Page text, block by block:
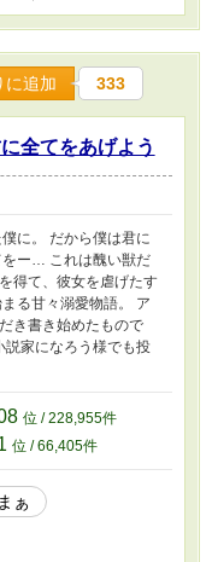
に追加 333
全てをあげよう
に。 だから僕は君に
をー… これは醜い獣だ
得て、彼女を虐げたす
る甘々溺愛物語。 ア
き書き始めたもので
説家になろう様でも投
位 / 228,955件
位 / 66,405件
ぁ